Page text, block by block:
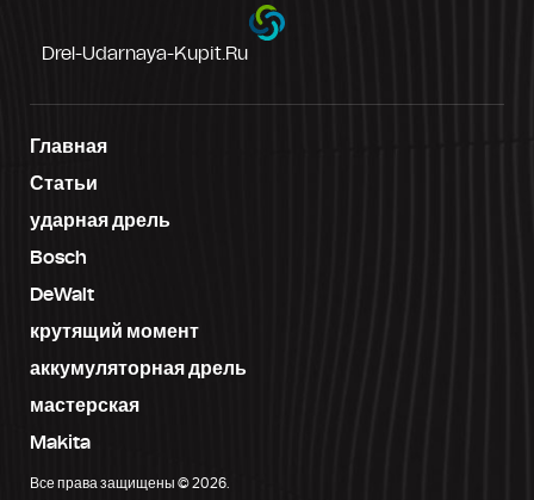
Drel-Udarnaya-Kupit.ru
Главная
Статьи
ударная дрель
Bosch
DeWalt
крутящий момент
аккумуляторная дрель
мастерская
Makita
Все права защищены © 2026.